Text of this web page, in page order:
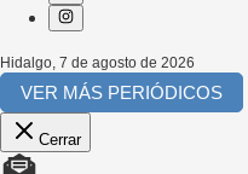
Hidalgo, 7 de agosto de 2026
VER MÁS PERIÓDICOS
Cerrar